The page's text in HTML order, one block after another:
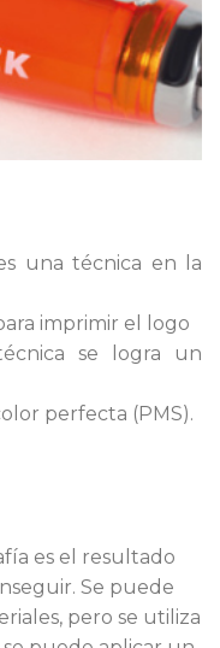
una técnica en la
imprimir el logo
se logra un
perfecta (PMS).
es el resultado
Se puede
pero se utiliza